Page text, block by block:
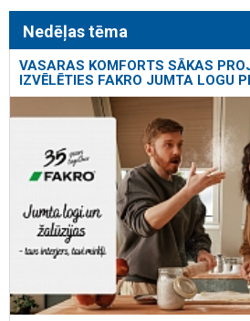
Nedēļas tēma
VASARAS KOMFORTS SĀKAS
IZVĒLĒTIES FAKRO JUMTA LOGU